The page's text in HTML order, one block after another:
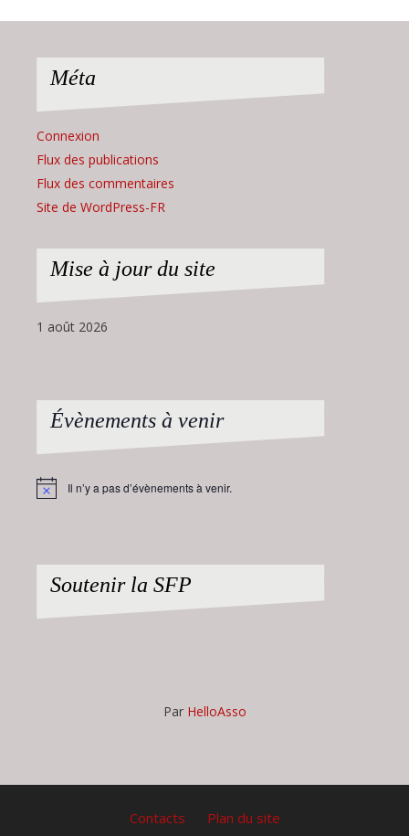
Méta
Connexion
Flux des publications
Flux des commentaires
Site de WordPress-FR
Mise à jour du site
1 août 2026
Évènements à venir
Notice Il n’y a pas d’évènements à venir.
Soutenir la SFP
Par HelloAsso
Contacts Plan du site